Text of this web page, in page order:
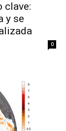
clave:
y se
0